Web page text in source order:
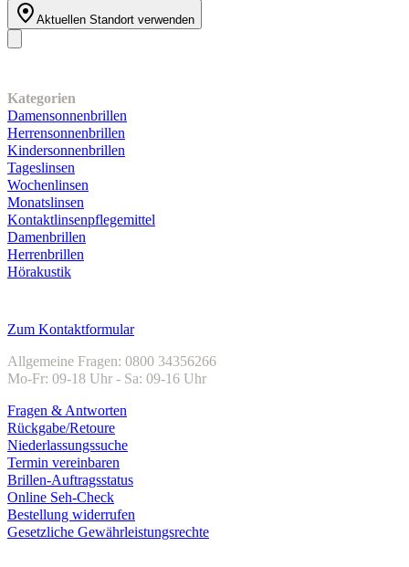
Aktuellen Standort verwenden
Kategorien
Damensonnenbrillen
Herrensonnenbrillen
Kindersonnenbrillen
Tageslinsen
Wochenlinsen
Monatslinsen
Kontaktlinsenpflegemittel
Damenbrillen
Herrenbrillen
Hörakustik
Zum Kontaktformular
Allgemeine Fragen: 0800 34356266
Mo-Fr: 09-18 Uhr - Sa: 09-16 Uhr
Fragen & Antworten
Rückgabe/Retoure
Niederlassungssuche
Termin vereinbaren
Brillen-Auftragsstatus
Online Seh-Check
Bestellung widerrufen
Gesetzliche Gewährleistungsrechte